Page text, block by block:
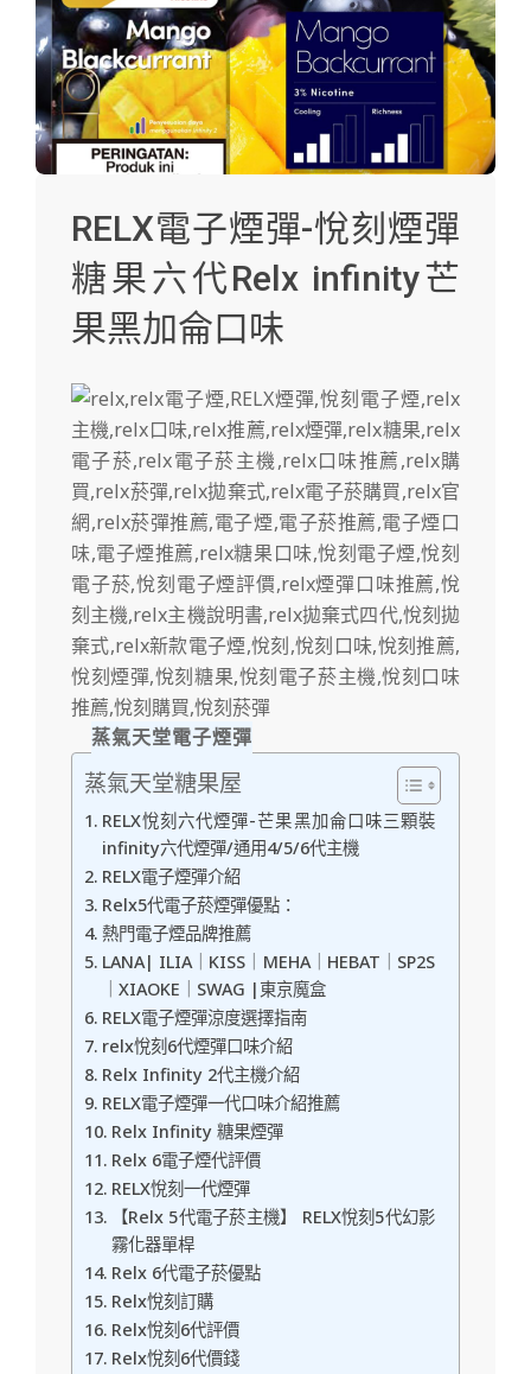
RELX電子煙彈-悅刻煙彈
糖果六代Relx infinity芒
果黑加侖口味
蒸氣天堂電子煙彈
蒸氣天堂糖果屋
RELX悅刻六代煙彈-芒果黑加侖口味三顆裝
infinity六代煙彈/通用4/5/6代主機
RELX電子煙彈介紹
Relx5代電子菸煙彈優點：
熱門電子煙品牌推薦
LANA| ILIA｜KISS｜MEHA｜HEBAT｜SP2S
｜XIAOKE｜SWAG |東京魔盒
RELX電子煙彈涼度選擇指南
relx悅刻6代煙彈口味介紹
Relx Infinity 2代主機介紹
RELX電子煙彈一代口味介紹推薦
Relx Infinity 糖果煙彈
Relx 6電子煙代評價
RELX悅刻一代煙彈
【Relx 5代電子菸主機】 RELX悅刻5代幻影
霧化器單桿
Relx 6代電子菸優點
Relx悅刻訂購
Relx悅刻6代評價
Relx悅刻6代價錢